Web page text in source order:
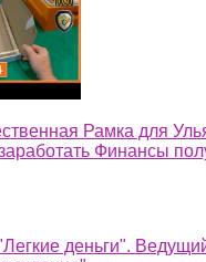
Рамка для
Финансы
деньги".